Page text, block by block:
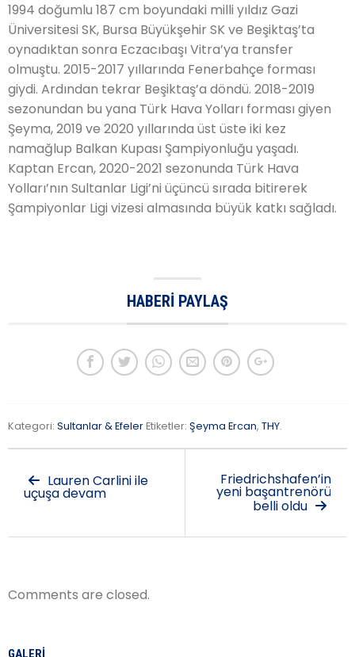
1994 doğumlu 187 cm boyundaki milli yıldız Gazi
Üniversitesi SK, Bursa Büyükşehir SK ve Beşiktaş’ta
oynadıktan sonra Eczacıbaşı Vitra’ya transfer
olmuştu. 2015-2017 yıllarında Fenerbahçe forması
giydi. Ardından tekrar Beşiktaş’a döndü. 2018-2019
sezonundan bu yana Türk Hava Yolları forması giyen
Şeyma, 2019 ve 2020 yıllarında üst üste iki kez
namağlup Balkan Kupası Şampiyonluğu yaşadı.
Kaptan Ercan, 2020-2021 sezonunda Türk Hava
Yolları’nın Sultanlar Ligi’ni üçüncü sırada bitirerek
Şampiyonlar Ligi vizesi almasında büyük katkı sağladı.
HABERI PAYLAŞ
Kategori: Sultanlar & EfelerEtiketler: Şeyma Ercan, THY.
Lauren Carlini ile
uçuşa devam
Friedrichshafen’in
yeni başantrenörü
belli oldu
Comments are closed.
GALERI